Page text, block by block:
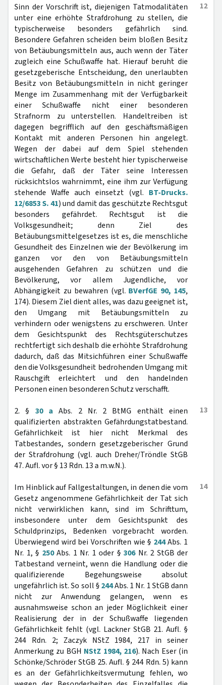
12
Sinn der Vorschrift ist, diejenigen Tatmodalitäten
unter eine erhöhte Strafdrohung zu stellen, die
typischerweise besonders gefährlich sind.
Besondere Gefahren scheiden beim bloßen Besitz
von Betäubungsmitteln aus, auch wenn der Täter
zugleich eine Schußwaffe hat. Hierauf beruht die
gesetzgeberische Entscheidung, den unerlaubten
Besitz von Betäubungsmitteln in nicht geringer
Menge im Zusammenhang mit der Verfügbarkeit
einer Schußwaffe nicht einer besonderen
Strafnorm zu unterstellen. Handeltreiben ist
dagegen begrifflich auf den geschäftsmäßigen
Kontakt mit anderen Personen hin angelegt.
Wegen der dabei auf dem Spiel stehenden
wirtschaftlichen Werte besteht hier typischerweise
die Gefahr, daß der Täter seine Interessen
rücksichtslos wahrnimmt, eine ihm zur Verfügung
stehende Waffe auch einsetzt (vgl. BT-Drucks.
12/6853 S. 41) und damit das geschützte Rechtsgut
besonders gefährdet. Rechtsgut ist die
Volksgesundheit; denn Ziel des
Betäubungsmittelgesetzes ist es, die menschliche
Gesundheit des Einzelnen wie der Bevölkerung im
ganzen vor den von Betäubungsmitteln
ausgehenden Gefahren zu schützen und die
Bevölkerung, vor allem Jugendliche, vor
Abhängigkeit zu bewahren (vgl. BVerfGE 90, 145,
174). Diesem Ziel dient alles, was dazu geeignet ist,
den Umgang mit Betäubungsmitteln zu
verhindern oder wenigstens zu erschweren. Unter
dem Gesichtspunkt des Rechtsgüterschutzes
rechtfertigt sich deshalb die erhöhte Strafdrohung
dadurch, daß das Mitsichführen einer Schußwaffe
den die Volksgesundheit bedrohenden Umgang mit
Rauschgift erleichtert und den handelnden
Personen einen besonderen Schutz verschafft.
13
2. § 30 a Abs. 2 Nr. 2 BtMG enthält einen
qualifizierten abstrakten Gefährdungstatbestand.
Gefährlichkeit ist hier nicht Merkmal des
Tatbestandes, sondern gesetzgeberischer Grund
der Strafdrohung (vgl. auch Dreher/Tröndle StGB
47. Aufl. vor § 13 Rdn. 13 a m.w.N.).
14
Im Hinblick auf Fallgestaltungen, in denen die vom
Gesetz angenommene Gefährlichkeit der Tat sich
nicht verwirklichen kann, sind im Schrifttum,
insbesondere unter dem Gesichtspunkt des
Schuldprinzips, Bedenken vorgebracht worden.
Überwiegend wird bei Vorschriften wie § 244Abs. 1
Nr. 1, § 250Abs. 1 Nr. 1 oder § 306Nr. 2 StGB der
Tatbestand verneint, wenn die Handlung oder die
qualifizierende Begehungsweise absolut
ungefährlich ist. So soll § 244Abs. 1 Nr. 1 StGB dann
nicht zur Anwendung gelangen, wenn es
ausnahmsweise schon an jeder Möglichkeit einer
Realisierung der in der Schußwaffe liegenden
Gefährlichkeit fehlt (vgl. Lackner StGB 21. Aufl. §
244 Rdn. 2; Zaczyk NStZ 1984, 217 in seiner
Anmerkung zu BGH NStZ 1984, 216). Nach Eser (in
Schönke/Schröder StGB 25. Aufl. § 244 Rdn. 5) kann
es an der Gefährlichkeitsvermutung fehlen, wo